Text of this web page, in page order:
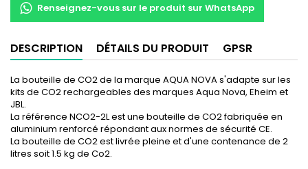
Renseignez-vous sur le produit sur WhatsApp
DESCRIPTION DÉTAILS DU PRODUIT GPSR
La bouteille de CO2 de la marque AQUA NOVA s'adapte sur les
kits de CO2 rechargeables des marques Aqua Nova, Eheim et
JBL.
La référence NCO2-2L est une bouteille de CO2 fabriquée en
aluminium renforcé répondant aux normes de sécurité CE.
La bouteille de CO2 est livrée pleine et d'une contenance de 2
litres soit 1.5 kg de Co2.